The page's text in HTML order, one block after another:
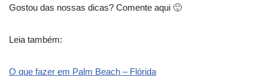
Gostou das nossas dicas? Comente aqui 🙂
Leia também:
O que fazer em Palm Beach – Flórida